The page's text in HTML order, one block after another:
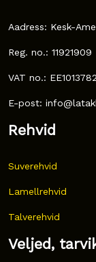
Aadress: Kesk-
Reg. no.: 11921909
VAT no.:
E-post:
Rehvid
Suverehvid
Lamellrehvid
Talverehvid
Veljed,